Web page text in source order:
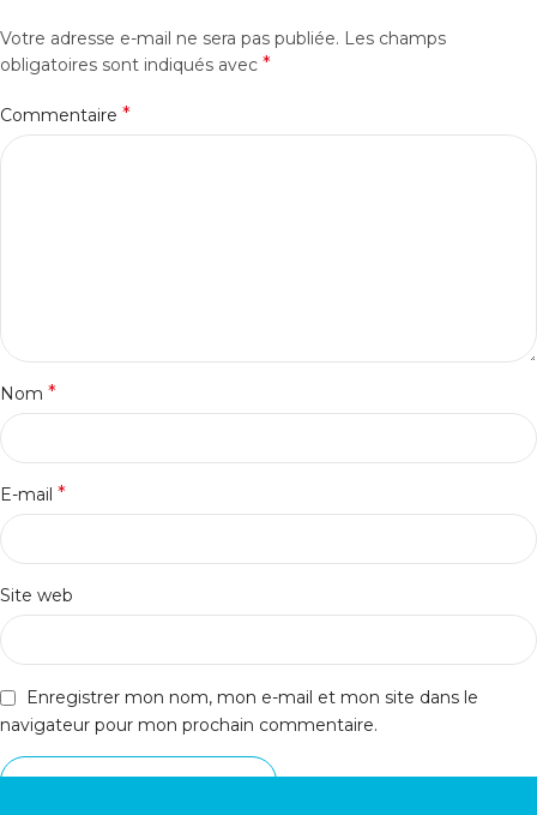
Votre adresse e-mail ne sera pas publiée. Les champs
obligatoires sont indiqués avec *
Commentaire *
Nom *
E-mail *
Site web
Enregistrer mon nom, mon e-mail et mon site dans le
navigateur pour mon prochain commentaire.